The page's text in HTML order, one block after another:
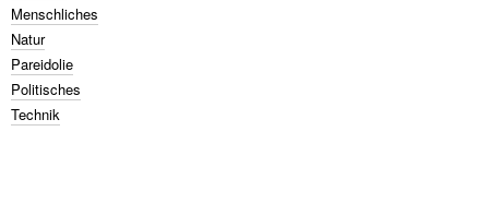
Menschliches
Natur
Pareidolie
Politisches
Technik